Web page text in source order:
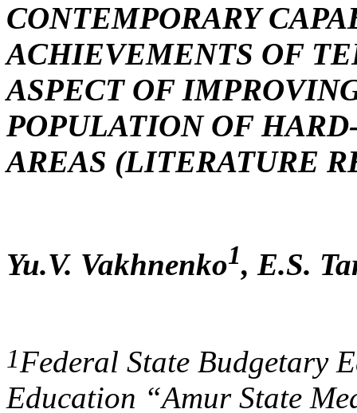
CONTEMPORARY
ACHIEVEMENTS OF
ASPECT OF
POPULATION OF
AREAS (LITERATURE
Yu.V. Vakhnenko1, E.S.
1Federal State Budgetary
Education “Amur State